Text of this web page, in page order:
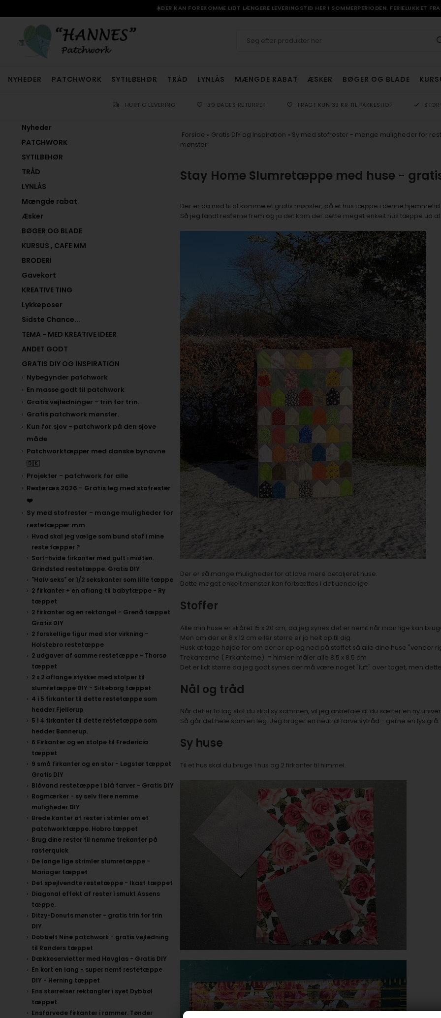
☀️DER KAN FOREKOMME LIDT LÆNGERE LEVERINGSTID HER I SOMMERPERIODEN. FERIELUKKET
NYHEDER PATCHWORK SYTILBEHØR TRÅD LYNLÅS MÆNGDE RABAT ÆSKER BØGER OG BLADE
HURTIG LEVERING 30 DAGES RETURRET FRAGT KUN 39 KR TIL PAKKESHOP
Nyheder
PATCHWORK
SYTILBEHØR
TRÅD
LYNLÅS
Mængde rabat
Æsker
BØGER OG BLADE
KURSUS , CAFE MM
BRODERI
Gavekort
KREATIVE TING
Lykkeposer
Sidste Chance...
TEMA - MED KREATIVE IDEER
ANDET GODT
GRATIS DIY OG INSPIRATION
Nybegynder patchwork
En masse godt til patchwork
Gratis vejledninger - trin for trin.
Gratis patchwork mønster.
Kun for sjov - patchwork på den sjove
måde
Patchworktæpper med danske bynavne
🇩🇰
Projekter - patchwork for alle
Resteræs 2026 - Gratis leg med stofrester
❤️
Sy med stofrester - mange muligheder for
restetæpper mm
Hvad skal jeg vælge som bund stof i mine
reste tæpper ?
Sort-hvide firkanter med gult i midten.
Grindsted restetæppe. Gratis DIY
"Halv seks" er 1/2 sekskanter som lille tæppe
2 firkanter + en aflang til babytæppe - Ry
tæppet
2 firkanter og en rektangel - Grenå tæppet
Gratis DIY
2 forskellige figur med stor virkning -
Holstebro restetæppe
2 udgaver af samme restetæppe - Thorsø
tæppet
2 x 2 aflange stykker med stolper til
slumretæppe DIY - Silkeborg tæppet
4 i 5 firkanter til dette restetæppe som
hedder Fjellerup
5 i 4 firkanter til dette restetæppe som
hedder Bønnerup.
6 Firkanter og en stolpe til Fredericia
tæppet
9 små firkanter og en stor - Løgstør tæppet
Gratis DIY
Blåvand restetæppe i blå farver - Gratis DIY
Bogmærker - sy selv flere nemme
muligheder DIY
Brede kanter af rester i stimler om et
patchworktæppe. Hobro tæppet
Brug dine rester til nemme trekanter på
rasterquick
De lange lige strimler slumretæppe -
Mariager tæppet
Det spejlvendte restetæppe - Ikast tæppet
Diagonal effekt af rester i smukt Assens
tæppe.
Ditzy-Donuts mønster - gratis trin for trin
DIY
Dobbelt Nine patchwork - gratis vejledning
til Randers tæppet
Dækkeservietter med Havglas - Gratis DIY
En kort en lang - super nemt restetæppe
DIY - Herning tæppet
Ens størrelser rektangler i syet Dybbøl
tæppet
Ensfarvede firkanter i rammer. Tønder
Forside » Gratis DIY og Inspiration » Sy med stofrester - mange muligheder for
mønster
Stay Home Slumretæppe med huse -
Der er da nød til at komme et gratis mønster, på et hus tæppe i denne
Så jeg fandt resterne frem og ja det kom der dette meget enkelt hus tæppe ud
Der er så mange muligheder for at lave mere detaljeret huse.
Dette meget enkelt mønster kan fortsættes i det uendelige.
Stoffer
Alle min huse er skåret 15 x 20 cm, da jeg synes det er nemt når man lige kan
Men om der er 8 x 12 cm eller større er jo helt op til dig.
Husk at tage højde for om der er op og ned på stoffet så alle dine huse "vender
Trekanterne ( Firkanterne) = himlen måler alle 8.5 x 8.5 cm
Det er lidt større da jeg godt synes der må være noget "luft" over taget, men
Nål og tråd
Når det er to lag stof du skal sy sammen, vil jeg anbefale at du sætter en ny
Så går det hele som en leg. Jeg bruger en neutral farve sytråd - gerne en lys grå.
Sy huse
Til et hus skal du bruge 1 hus og 2 firkanter til himmel.